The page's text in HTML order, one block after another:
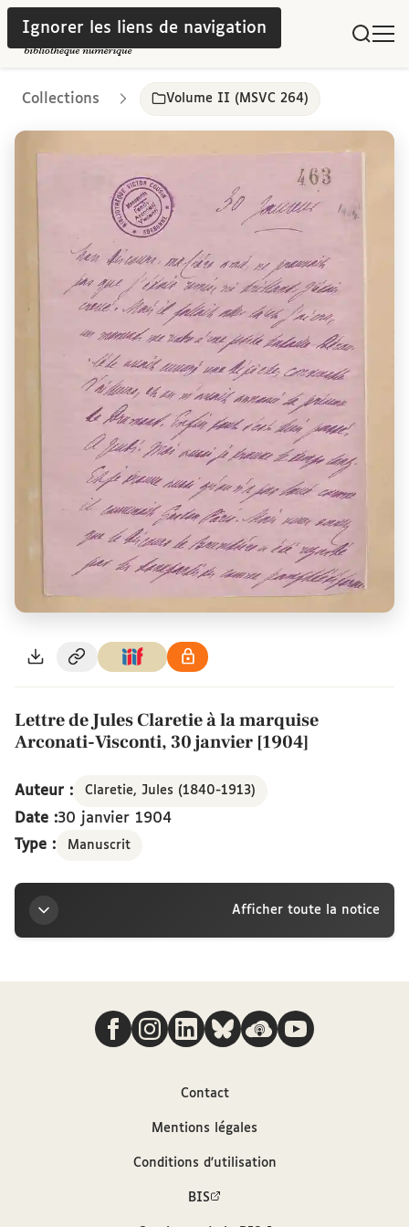
Ignorer les liens de navigation
Collections Volume II (MSVC 264)
Lettre de Jules Claretie à la marquise
Arconati-Visconti, 30 janvier [1904]
Auteur : Claretie, Jules (1840-1913)
Date :30 janvier 1904
Type :
Manuscrit
Afficher toute la notice
Titre
Lettre de Jules Claretie à la marquise Arconati-
Visconti, 30 janvier [1904]
Nous suivre
Contact
Mentions légales
Conditions d'utilisation
BIS